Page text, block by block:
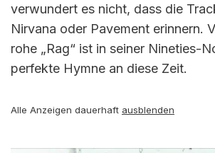
verwundert es nicht, dass die
Nirvana oder Pavement erinnern.
rohe „Rag“ ist in seiner Nineties-
perfekte Hymne an diese Zeit.
Alle Anzeigen dauerhaft ausblenden